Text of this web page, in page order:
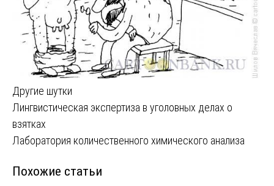
Другие шутки
Навигация
по
Лингвистическая экспертиза в уголовных делах о
взятках
Лаборатория количественного химического анализа
Похожие статьи